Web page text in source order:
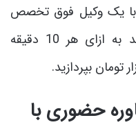
با یک وکیل فوق تخصص
پایه یک دادگستری مشورت کنید به ازای هر 10 دقیقه
حضوری با